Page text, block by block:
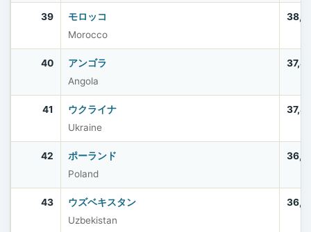
39
モロッコ
Morocco
40
アンゴラ
Angola
41
ウクライナ
Ukraine
42
ポーランド
Poland
43
ウズベキスタン
Uzbekistan